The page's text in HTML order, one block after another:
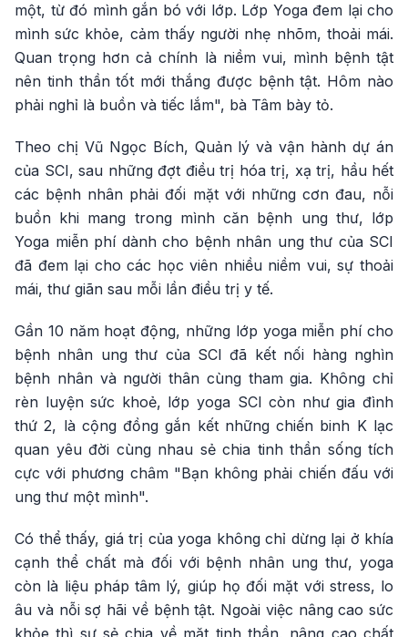
một, từ đó mình gắn bó với lớp. Lớp Yoga đem lại cho
mình sức khỏe, cảm thấy người nhẹ nhõm, thoải mái.
Quan trọng hơn cả chính là niềm vui, mình bệnh tật
nên tinh thần tốt mới thắng được bệnh tật. Hôm nào
phải nghỉ là buồn và tiếc lắm", bà Tâm bày tỏ.
Theo chị Vũ Ngọc Bích, Quản lý và vận hành dự án
của SCI, sau những đợt điều trị hóa trị, xạ trị, hầu hết
các bệnh nhân phải đối mặt với những cơn đau, nỗi
buồn khi mang trong mình căn bệnh ung thư, lớp
Yoga miễn phí dành cho bệnh nhân ung thư của SCI
đã đem lại cho các học viên nhiều niềm vui, sự thoải
mái, thư giãn sau mỗi lần điều trị y tế.
Gần 10 năm hoạt động, những lớp yoga miễn phí cho
bệnh nhân ung thư của SCI đã kết nối hàng nghìn
bệnh nhân và người thân cùng tham gia. Không chỉ
rèn luyện sức khoẻ, lớp yoga SCI còn như gia đình
thứ 2, là cộng đồng gắn kết những chiến binh K lạc
quan yêu đời cùng nhau sẻ chia tinh thần sống tích
cực với phương châm "Bạn không phải chiến đấu với
ung thư một mình".
Có thể thấy, giá trị của yoga không chỉ dừng lại ở khía
cạnh thể chất mà đối với bệnh nhân ung thư, yoga
còn là liệu pháp tâm lý, giúp họ đối mặt với stress, lo
âu và nỗi sợ hãi về bệnh tật. Ngoài việc nâng cao sức
khỏe thì sự sẻ chia về mặt tinh thần, nâng cao chất